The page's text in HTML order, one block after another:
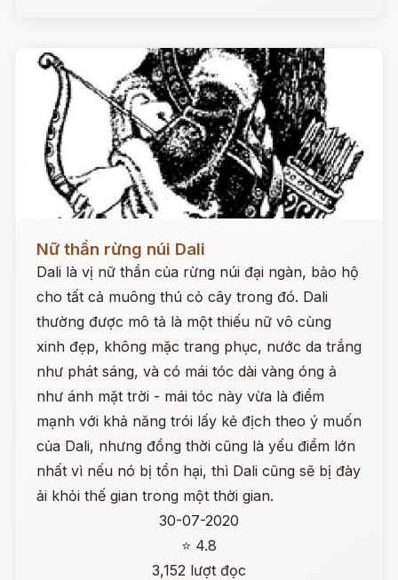
Nữ thần rừng núi Dali
Dali là vị nữ thần của rừng núi đại ngàn, bảo hộ
cho tất cả muông thú cỏ cây trong đó. Dali
thường được mô tả là một thiếu nữ vô cùng
xinh đẹp, không mặc trang phục, nước da trắng
như phát sáng, và có mái tóc dài vàng óng ả
như ánh mặt trời - mái tóc này vừa là điểm
mạnh với khả năng trói lấy kẻ địch theo ý muốn
của Dali, nhưng đồng thời cũng là yếu điểm lớn
nhất vì nếu nó bị tổn hại, thì Dali cũng sẽ bị đày
ải khỏi thế gian trong một thời gian.
30-07-2020
⭐ 4.8
3,152 lượt đọc